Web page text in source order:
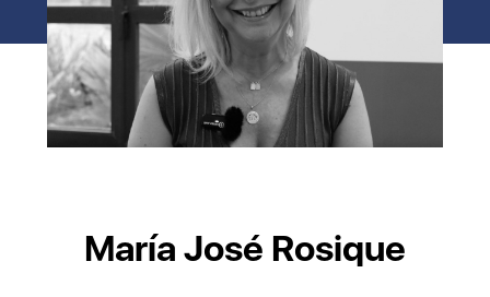
María José Rosique